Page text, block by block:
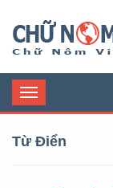
Toggle
navigation
Từ Điển